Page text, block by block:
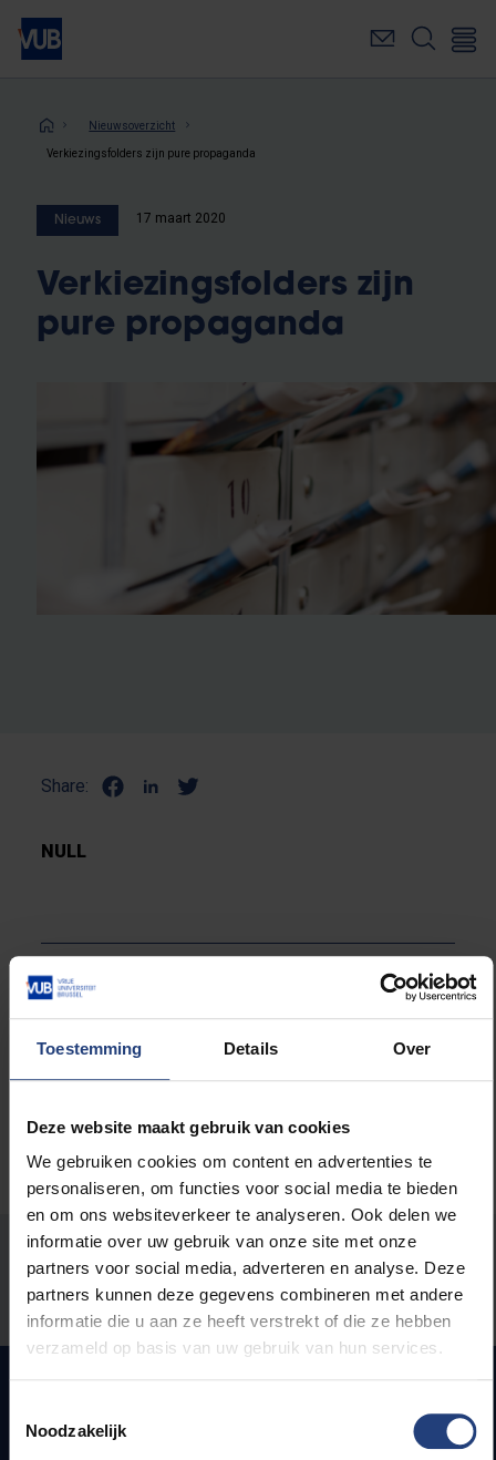
Toestemming Details Over
Deze website maakt gebruik van cookies
We gebruiken cookies om content en advertenties te
personaliseren, om functies voor social media te bieden
en om ons websiteverkeer te analyseren. Ook delen we
informatie over uw gebruik van onze site met onze
partners voor social media, adverteren en analyse. Deze
partners kunnen deze gegevens combineren met andere
informatie die u aan ze heeft verstrekt of die ze hebben
verzameld op basis van uw gebruik van hun services.
Noodzakelijk
Overslaan
naar
inhoudKruimelpad
Nieuwsoverzicht
Verkiezingsfolders zijn pure propaganda
Nieuws 17 maart 2020
Verkiezingsfolders zijn
pure propaganda
Share:
NULL
Maatschappij en engagement
Stond er een fout op deze pagina?
Laat het ons weten
Snel naar